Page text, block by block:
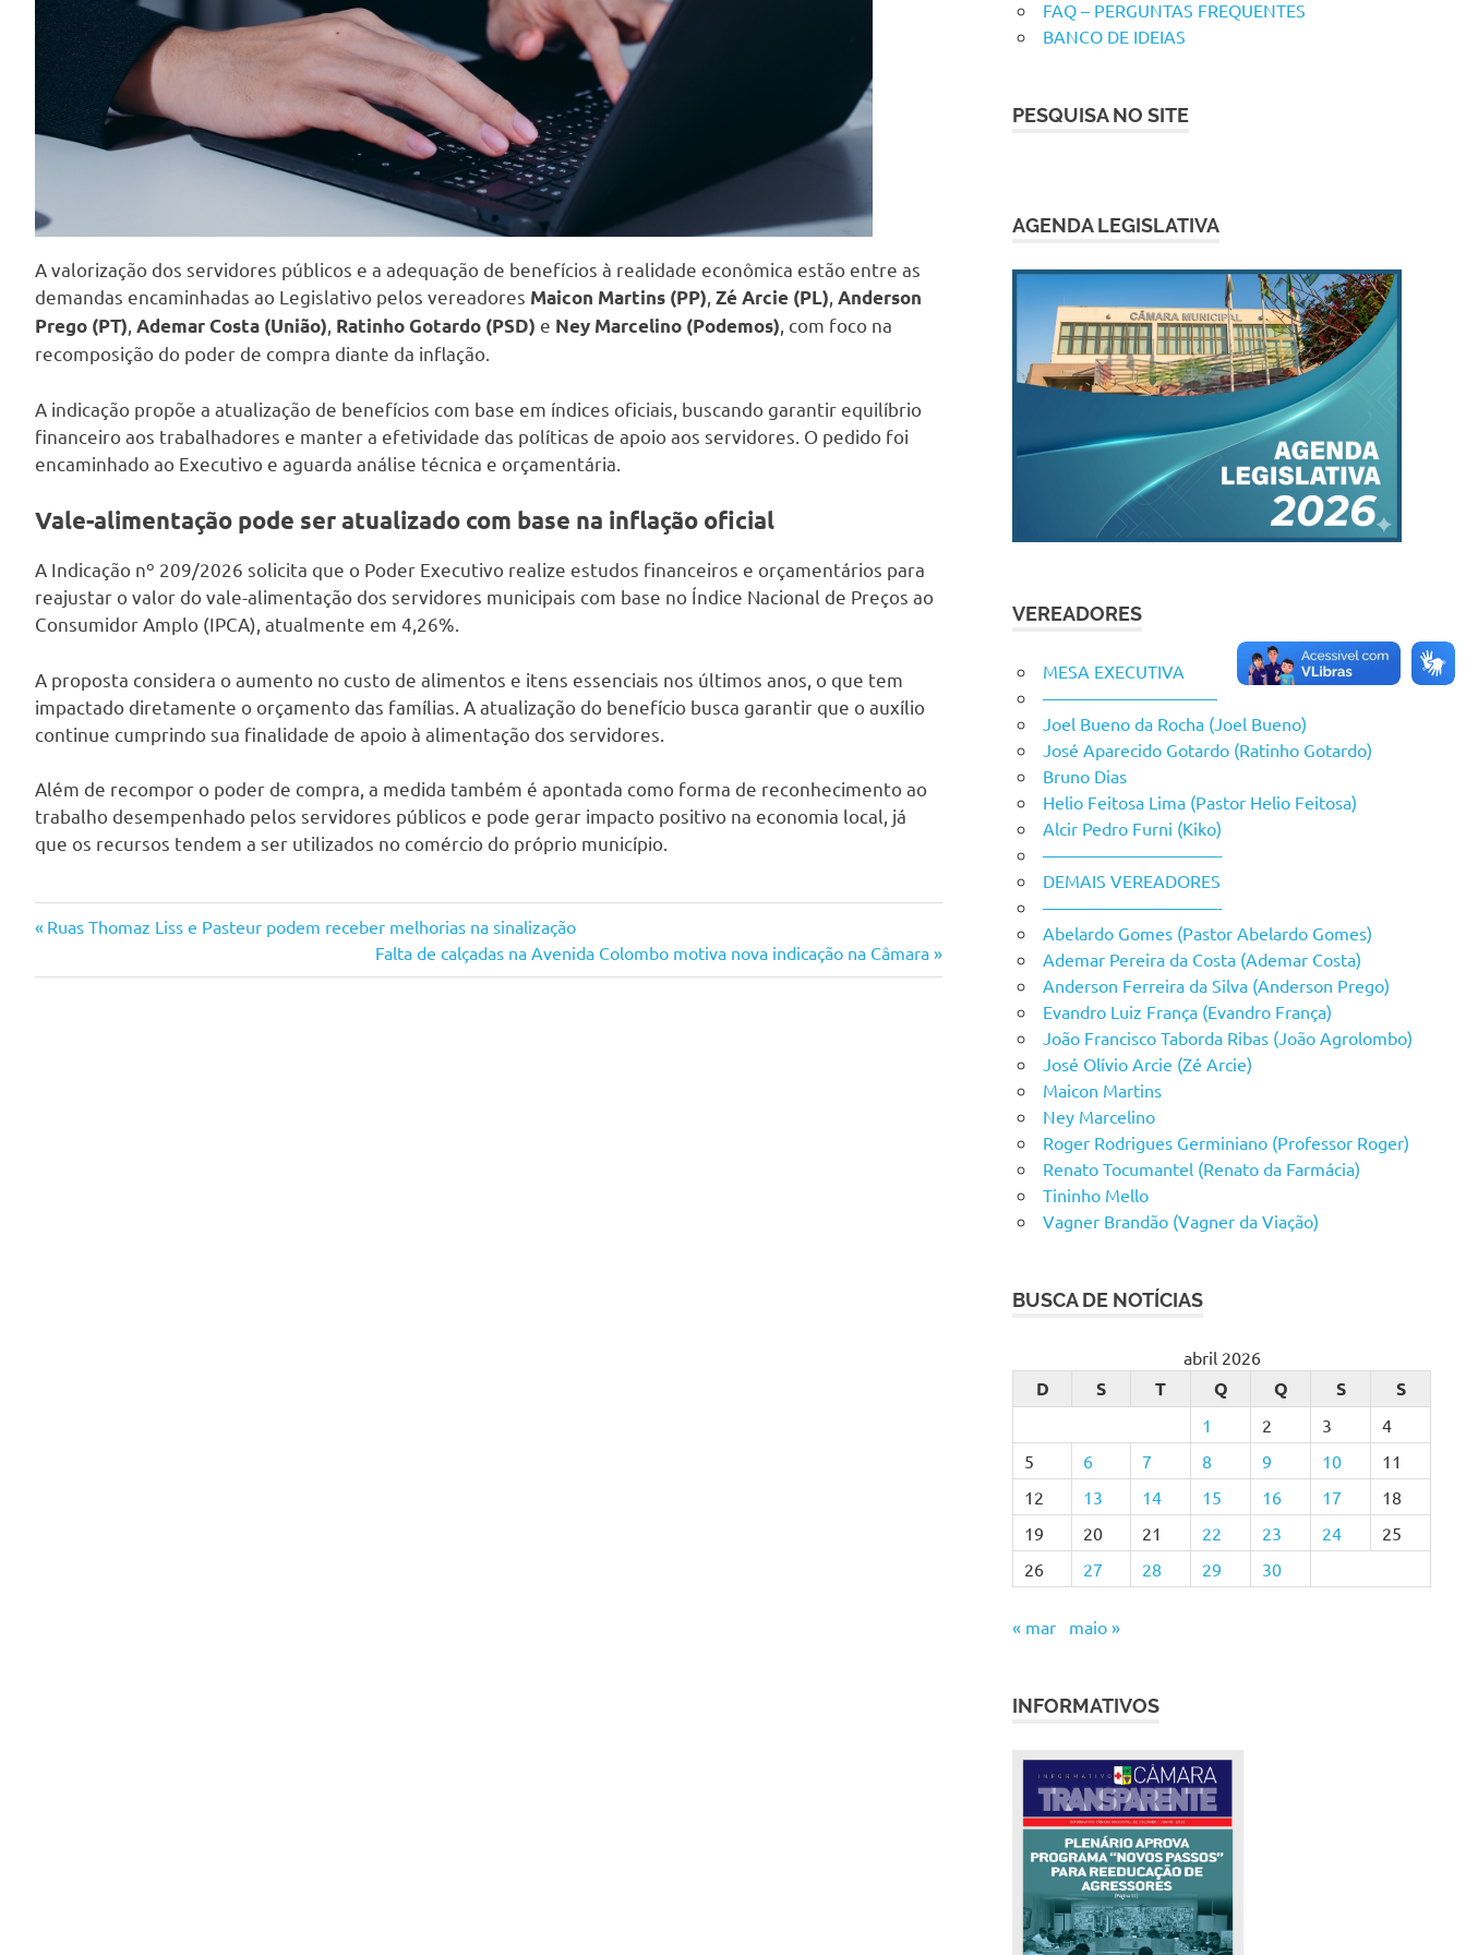
A valorização dos servidores públicos e a adequação de benefícios à realidade econômica estão entre as
demandas encaminhadas ao Legislativo pelos vereadores Maicon Martins (PP), Zé Arcie (PL), Anderson
Prego (PT), Ademar Costa (União), Ratinho Gotardo (PSD) e Ney Marcelino (Podemos), com foco na
recomposição do poder de compra diante da inflação.
A indicação propõe a atualização de benefícios com base em índices oficiais, buscando garantir equilíbrio
financeiro aos trabalhadores e manter a efetividade das políticas de apoio aos servidores. O pedido foi
encaminhado ao Executivo e aguarda análise técnica e orçamentária.
Vale-alimentação pode ser atualizado com base na inflação oficial
A Indicação nº 209/2026 solicita que o Poder Executivo realize estudos financeiros e orçamentários para
reajustar o valor do vale-alimentação dos servidores municipais com base no Índice Nacional de Preços ao
Consumidor Amplo (IPCA), atualmente em 4,26%.
A proposta considera o aumento no custo de alimentos e itens essenciais nos últimos anos, o que tem
impactado diretamente o orçamento das famílias. A atualização do benefício busca garantir que o auxílio
continue cumprindo sua finalidade de apoio à alimentação dos servidores.
Além de recompor o poder de compra, a medida também é apontada como forma de reconhecimento ao
trabalho desempenhado pelos servidores públicos e pode gerar impacto positivo na economia local, já
que os recursos tendem a ser utilizados no comércio do próprio município.
Navegação
de
Previous
Ruas Thomaz Liss e Pasteur podem receber melhorias na sinalização
Next
Post:
Falta de calçadas na Avenida Colombo motiva nova indicação na Câmara
FAQ – PERGUNTAS FREQUENTES
BANCO DE IDEIAS
PESQUISA NO SITE
AGENDA LEGISLATIVA
VEREADORES
MESA EXECUTIVA
——————————
Joel Bueno da Rocha (Joel Bueno)
José Aparecido Gotardo (Ratinho Gotardo)
Bruno Dias
Helio Feitosa Lima (Pastor Helio Feitosa)
Alcir Pedro Furni (Kiko)
——————————-
DEMAIS VEREADORES
——————————-
Abelardo Gomes (Pastor Abelardo Gomes)
Ademar Pereira da Costa (Ademar Costa)
Anderson Ferreira da Silva (Anderson Prego)
Evandro Luiz França (Evandro França)
João Francisco Taborda Ribas (João Agrolombo)
José Olívio Arcie (Zé Arcie)
Maicon Martins
Ney Marcelino
Roger Rodrigues Germiniano (Professor Roger)
Renato Tocumantel (Renato da Farmácia)
Tininho Mello
Vagner Brandão (Vagner da Viação)
BUSCA DE NOTÍCIAS
abril 2026
D S T Q Q S S
1 2 3
4
5
6 7 8 9 10
11
12
13 14 15 16 17
18
19
20 21 22 23 24
25
26
27 28 29 30
« mar maio »
INFORMATIVOS